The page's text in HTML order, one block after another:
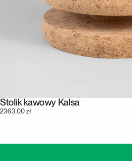
Stolik kawowy Kalsa
2363,00 zł